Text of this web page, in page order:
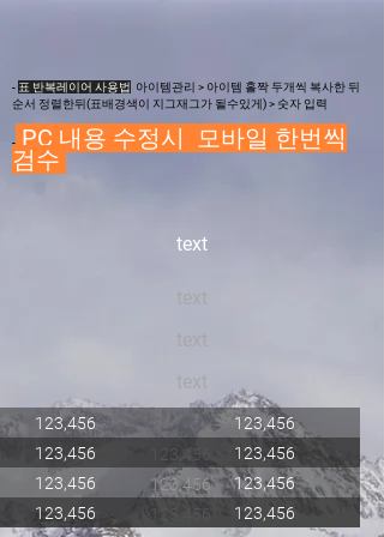
- 표 반복레이어 사용법 아이템관리 > 아이템 홀짝 두개씩 복사한 뒤
순서 정렬한뒤(표배경색이 지그재그가 될수있게) > 숫자 입력
- PC 내용 수정시 모바일 한번씩
검수
text
text
text
text
123,456
123,456
123,456
123,456
123,456
123,456
123,456
123,456
123,456
123,456
123,456